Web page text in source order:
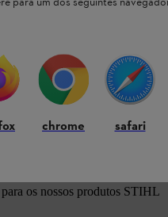
instruções da sua ferramenta
os nossos produtos STIHL
chrome safari